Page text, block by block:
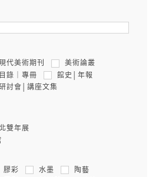
代美術期刊
美術論叢
錄｜專冊
館史│年報
討會│講座文集
雙年展
膠彩 水墨
陶藝